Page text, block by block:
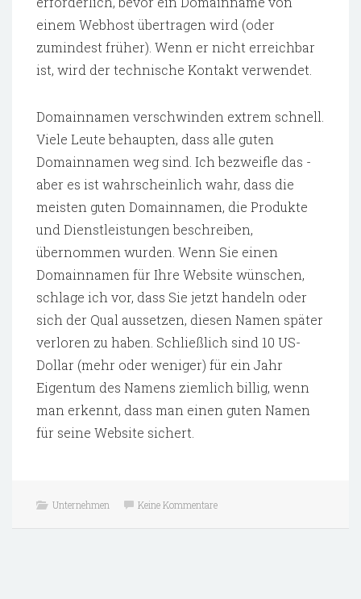
einem Webhost übertragen wird (oder
zumindest früher). Wenn er nicht erreichbar
ist, wird der technische Kontakt verwendet.
Domainnamen verschwinden extrem schnell.
Viele Leute behaupten, dass alle guten
Domainnamen weg sind. Ich bezweifle das -
aber es ist wahrscheinlich wahr, dass die
meisten guten Domainnamen, die Produkte
und Dienstleistungen beschreiben,
übernommen wurden. Wenn Sie einen
Domainnamen für Ihre Website wünschen,
schlage ich vor, dass Sie jetzt handeln oder
sich der Qual aussetzen, diesen Namen später
verloren zu haben. Schließlich sind 10 US-
Dollar (mehr oder weniger) für ein Jahr
Eigentum des Namens ziemlich billig, wenn
man erkennt, dass man einen guten Namen
für seine Website sichert.
Unternehmen Keine Kommentare